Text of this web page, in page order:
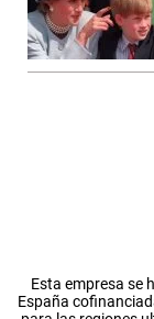
Esta empresa se
España